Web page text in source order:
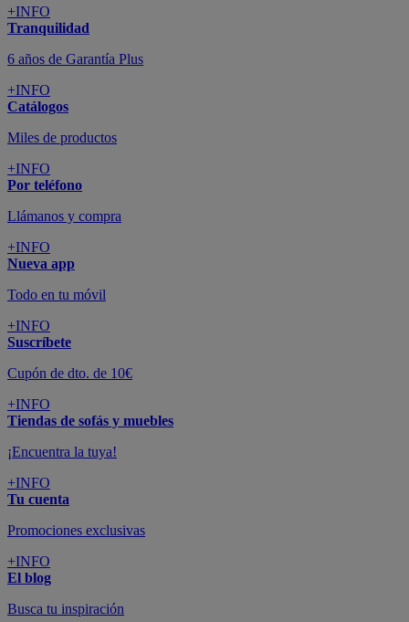
+INFO
Tranquilidad
6 años de Garantía Plus
+INFO
Catálogos
Miles de productos
+INFO
Por teléfono
Llámanos y compra
+INFO
Nueva app
Todo en tu móvil
+INFO
Suscríbete
Cupón de dto. de 10€
+INFO
Tiendas de sofás y muebles
¡Encuentra la tuya!
+INFO
Tu cuenta
Promociones exclusivas
+INFO
El blog
Busca tu inspiración